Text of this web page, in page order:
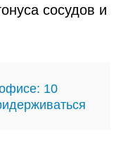
сосудов и
10